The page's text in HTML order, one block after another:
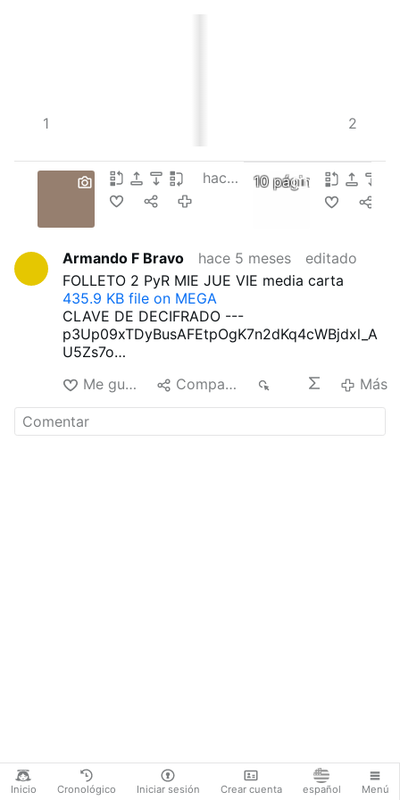
Inicio Cronológico Iniciar sesión Crear cuenta español Menú
3 4
1 2
hace 5 meses 10 páginas
Armando F Bravo hace 5 meses
editado
FOLLETO 2 PyR MIE JUE VIE media carta
435.9 KB file on MEGA
CLAVE DE DECIFRADO ---
p3Up09xTDyBusAFEtpOgK7n2dKq4cWBjdxl_A
U5Zs7o
168 KB file on MEGA
CLAVE DE DECIFRADO ---
LlB9ooXz6I33sJT5nSrXcgO3PCSPgLF1o8jza6-
bIpY
Me gusta Compartir Más